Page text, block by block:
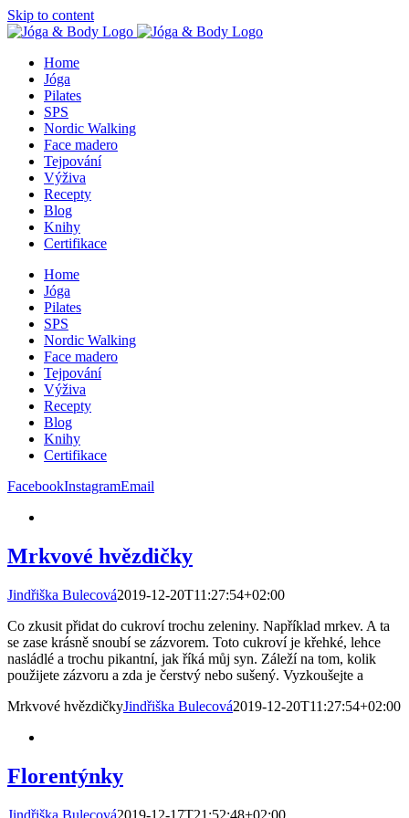
Skip to content
Home
Jóga
Pilates
SPS
Nordic Walking
Face madero
Tejpování
Výživa
Recepty
Blog
Knihy
Certifikace
Home
Jóga
Pilates
SPS
Nordic Walking
Face madero
Tejpování
Výživa
Recepty
Blog
Knihy
Certifikace
FacebookInstagramEmail
Mrkvové hvězdičky
Jindřiška Bulecová2019-12-20T11:27:54+02:00
Co zkusit přidat do cukroví trochu zeleniny. Například mrkev. A ta
se zase krásně snoubí se zázvorem. Toto cukroví je křehké, lehce
nasládlé a trochu pikantní, jak říká můj syn. Záleží na tom, kolik
použijete zázvoru a zda je čerstvý nebo sušený. Vyzkoušejte a
Mrkvové hvězdičkyJindřiška Bulecová2019-12-20T11:27:54+02:00
Florentýnky
Jindřiška Bulecová2019-12-17T21:52:48+02:00